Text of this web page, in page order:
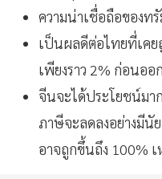
ความน่าเชื่อถือของท
เป็นผลดีต่อไทยที่เคย
เพียงราว 2% ก่อนออ
จีนจะได้ประโยชน์มา
ภาษีจะลดลงอย่างมีนั
อาจถูกขึ้นถึง 100%